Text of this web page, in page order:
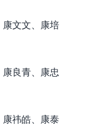
康文文、康培
良青、康忠
康祎皓、康泰